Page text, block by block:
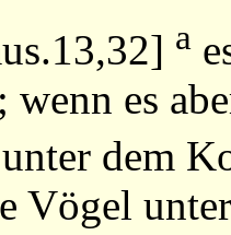
] a
wenn es
dem
Vögel